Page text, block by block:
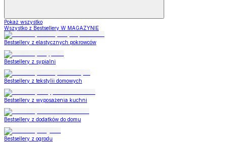
Pokaż wszystko
Wszystko z Bestsellery W MAGAZYNIE
Bestsellery z elastycznych pokrowców
Bestsellery z sypialni
Bestsellery z tekstylii domowych
Bestsellery z wyposażenia kuchni
Bestsellery z dodatków do domu
Bestsellery z ogrodu